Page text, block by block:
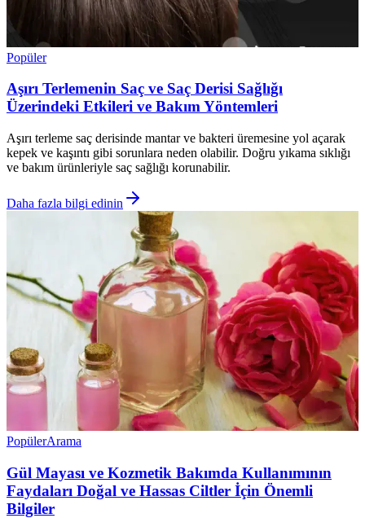
Popüler
Aşırı Terlemenin Saç ve Saç Derisi Sağlığı
Üzerindeki Etkileri ve Bakım Yöntemleri
Aşırı terleme saç derisinde mantar ve bakteri üremesine yol açarak
kepek ve kaşıntı gibi sorunlara neden olabilir. Doğru yıkama sıklığı
ve bakım ürünleriyle saç sağlığı korunabilir.
Daha fazla bilgi edinin
PopülerArama
Gül Mayası ve Kozmetik Bakımda Kullanımının
Faydaları Doğal ve Hassas Ciltler İçin Önemli
Bilgiler